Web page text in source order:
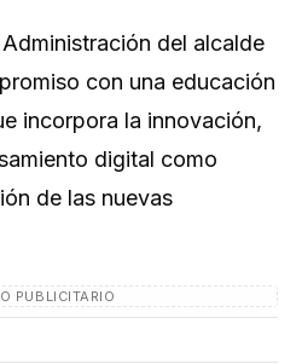
del alcalde
con una educación
incorpora la innovación,
digital como
de las nuevas
PUBLICITARIO